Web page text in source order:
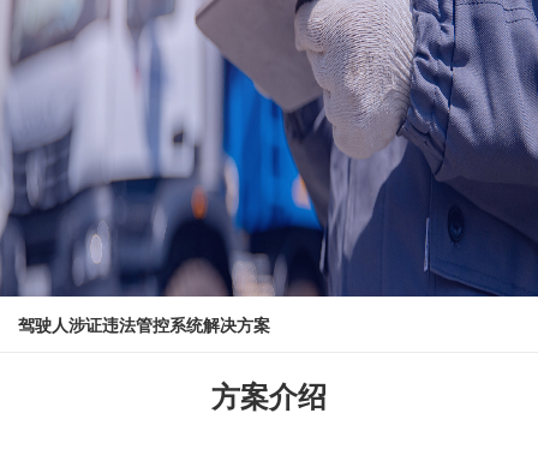
驾驶人涉证违法管控系统解决方案
方案介绍